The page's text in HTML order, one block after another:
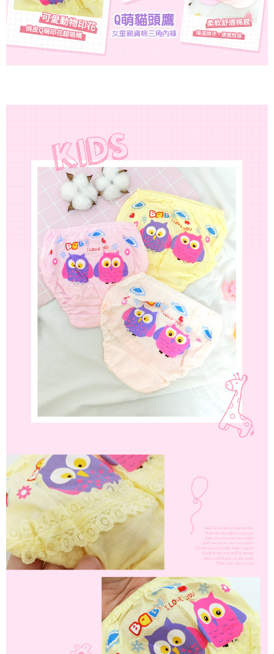
【注意事項】
１．透過由恩沛科技股份有限公司提供之「AFTEE先享後付」服務完成之交
易，需依本服務之必要範圍內提供個人資料，並將交易相關給付款項請求債
權轉讓予恩沛科技股份有限公司。
２．關於個人資料處理事宜，請瀏覽以下網址：
https://aftee.tw/terms/#terms3
５．嚴禁一人註冊多個帳號或使用他人資訊註冊。若發現惡意使用之情形，
恩沛科技股份有限公司將有權停止該用戶之使用額度並採取法律行動。
每筆NT$80，滿NT$799(含以上)免運費
付款後萊爾富取貨
每筆NT$80，滿NT$799(含以上)免運費
7-11取貨付款
付款後7-11取貨
7-11取貨(快速到店)
每筆NT$90
宅配/離島不配送
每筆NT$80，滿NT$890(含以上)免運費
黑貓貨到付款
每筆NT$120
國家/地區配送